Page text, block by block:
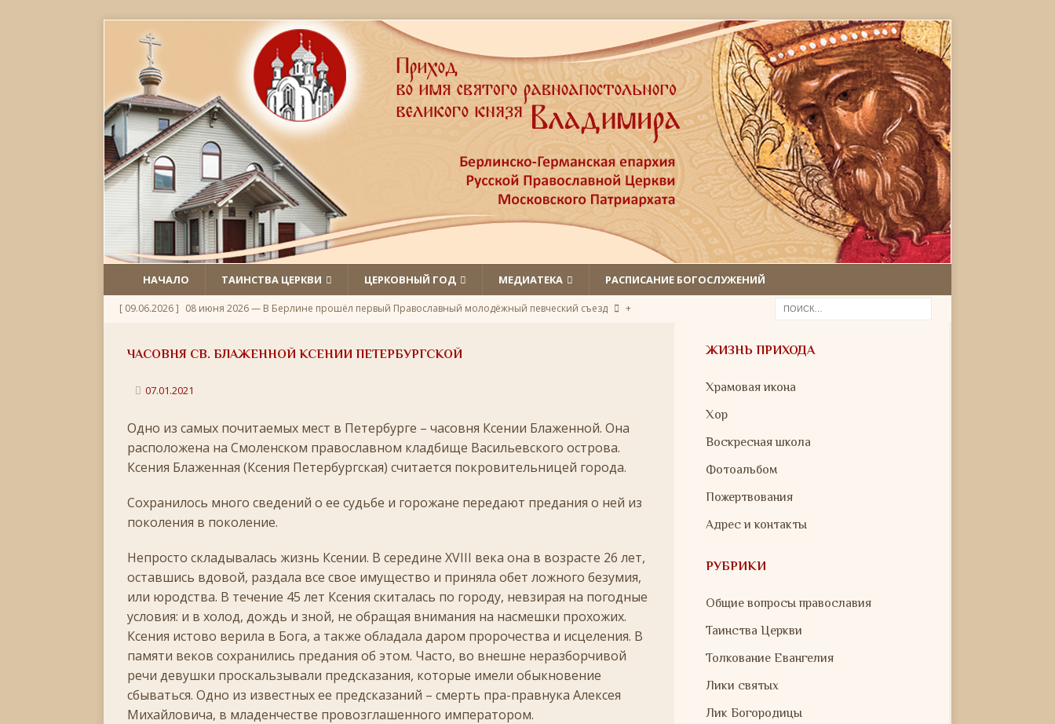
НАЧАЛО ТАИНСТВА ЦЕРКВИ ЦЕРКОВНЫЙ ГОД МЕДИАТЕКА РАСПИСАНИЕ БОГОСЛУЖЕНИЙ
[ 09.06.2026 ] 08 июня 2026 — В Берлине прошёл первый Православный молодёжный певческий съезд
+
[ 22.05.2026 ] День памяти святителя Николая Чудотворца
ЛИКИ СВЯТЫХ
[ 05.05.2026 ] Святой великомученик Георгий Победоносец
Пасха Христова: «Упразднитесь, и разумейте, яко Аз есмь Бог!»
[ 05.04.2026 ] Неделя 6-я Великого поста. Вход Господень во Иерусалим
ВЕЛИКИЙ ПОСТ
[ 14.03.2026 ]
Неделя 3-я Великого Поста. Крестопоклонная
[ 23.02.2026 ] Великий пост: 10 правил и 10 заблуждений
[ 18.01.2026 ] Как провести Крещенский Сочельник
КРЕЩЕНИЕ ГОСПОДНЕ
[ 06.01.2026 ] Светлое Христово Рождество
РОЖДЕСТВО
[ 19.12.2025 ]
Значение и важность Рождественского поста
[ 07.12.2025 ] Неделя двадцать шестая по Пятидесятнице, воскресенье, 7 декабря 2025 года: что будет в храме?
+
[ 30.11.2025 ]
ЧАСОВНЯ СВ. БЛАЖЕННОЙ КСЕНИИ ПЕТЕРБУРГСКОЙ
07.01.2021
Одно из самых почитаемых мест в Петербурге – часовня Ксении Блаженной. Она
расположена на Смоленском православном кладбище Васильевского острова.
Ксения Блаженная (Ксения Петербургская) считается покровительницей города.
Сохранилось много сведений о ее судьбе и горожане передают предания о ней из
поколения в поколение.
Непросто складывалась жизнь Ксении. В середине XVIII века она в возрасте 26 лет,
оставшись вдовой, раздала все свое имущество и приняла обет ложного безумия,
или юродства. В течение 45 лет Ксения скиталась по городу, невзирая на погодные
условия: и в холод, дождь и зной, не обращая внимания на насмешки прохожих.
Ксения истово верила в Бога, а также обладала даром пророчества и исцеления. В
памяти веков сохранились предания об этом. Часто, во внешне неразборчивой
речи девушки проскальзывали предсказания, которые имели обыкновение
сбываться. Одно из известных ее предсказаний – смерть пра-правнука Алексея
Михайловича, в младенчестве провозглашенного императором.
ЖИЗНЬ ПРИХОДА
Храмовая икона
Хор
Воскресная школа
Фотоальбом
Пожертвования
Адрес и контакты
РУБРИКИ
Общие вопросы православия
Таинства Церкви
Толкование Евангелия
Лики святых
Лик Богородицы